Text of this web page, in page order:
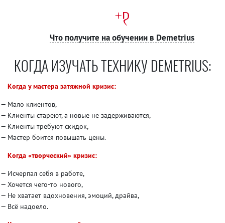
Что получите на обучении в Demetrius
КОГДА ИЗУЧАТЬ ТЕХНИКУ DEMETRIUS:
Когда у мастера затяжной кризис:
Мало клиентов,
Клиенты стареют, а новые не задерживаются,
Клиенты требуют скидок,
Мастер боится повышать цены.
Когда «творческий» кризис:
Исчерпал себя в работе,
Хочется чего-то нового,
Не хватает вдохновения, эмоций, драйва,
Всё надоело.